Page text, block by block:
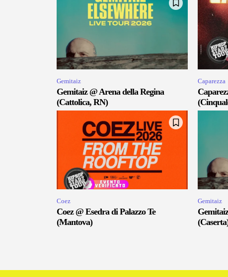
Gemitaiz
Gemitaiz @ Arena della Regina
(Cattolica, RN)
Caparezza
Coez
Coez @ Esedra di Palazzo Te
(Mantova)
Gemitaiz